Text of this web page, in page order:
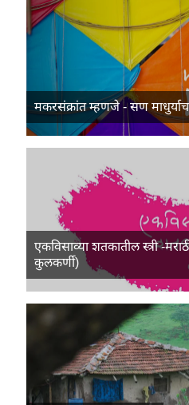
मकरसंक्रांत म्हणजे - सण
एकविसाव्या शतकातील स्त्री -
कुलकर्णी)